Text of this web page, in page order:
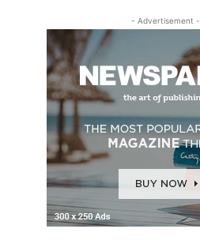
- Advertisement -